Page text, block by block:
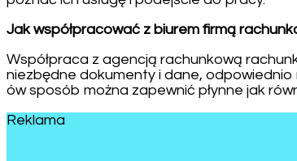
Jak współpracować z biurem firmą
Współpraca z agencją rachunkową
niezbędne dokumenty i dane,
ów sposób można zapewnić płynne jak
Reklama